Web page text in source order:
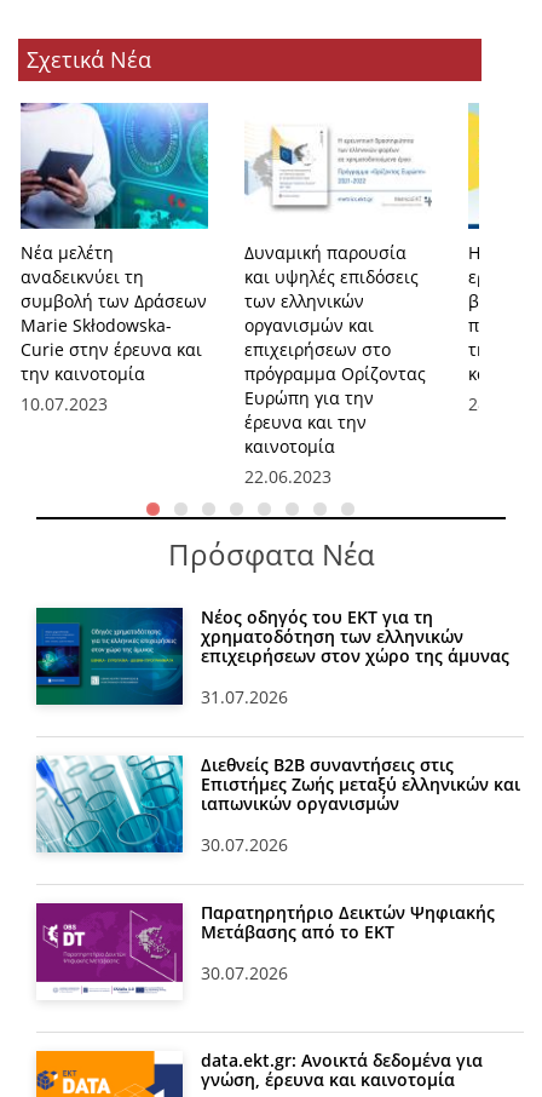
Σχετικά Νέα
Νέα μελέτη
αναδεικνύει τη
συμβολή των Δράσεων
Marie Skłodowska-
Curie στην έρευνα και
την καινοτομία
10.07.2023
Δυναμική παρουσία
και υψηλές επιδόσεις
των ελληνικών
οργανισμών και
επιχειρήσεων στο
πρόγραμμα Ορίζοντας
Ευρώπη για την
έρευνα και την
καινοτομία
22.06.2023
Η ΕΕ
της
Πρόσφατα Νέα
Νέος οδηγός του ΕΚΤ για τη
χρηματοδότηση των ελληνικών
επιχειρήσεων στον χώρο της άμυνας
31.07.2026
Διεθνείς Β2Β συναντήσεις στις
Επιστήμες Ζωής μεταξύ ελληνικών και
ιαπωνικών οργανισμών
30.07.2026
Παρατηρητήριο Δεικτών Ψηφιακής
Μετάβασης από το ΕΚΤ
30.07.2026
data.ekt.gr: Ανοικτά δεδομένα για
γνώση, έρευνα και καινοτομία